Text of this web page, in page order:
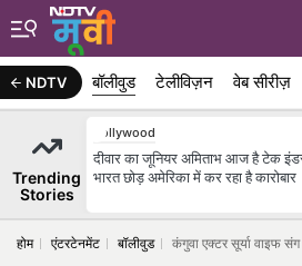
NDTV बॉलीवुड टेलीविज़न वेब सीरीज़
Trending
Stories
Bollywood
दीवार का जूनियर अमिताभ आज है टेक
भारत छोड़ अमेरिका में कर रहा है कारोबार
होम एंटरटेनमेंट बॉलीवुड कंगुवा एक्टर सूर्या वाइफ